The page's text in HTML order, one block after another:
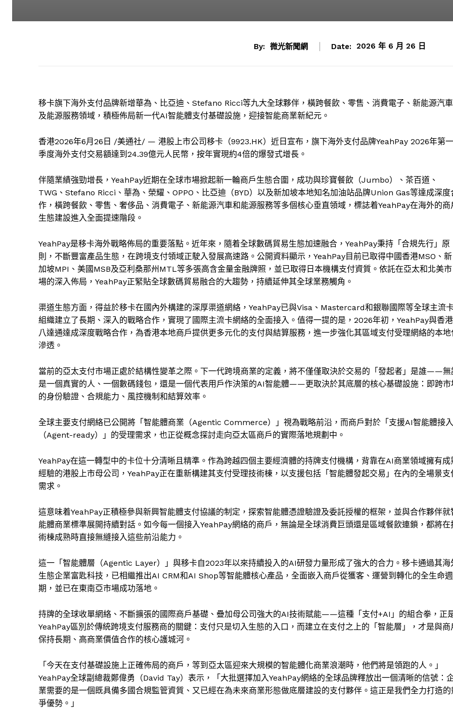
By: 微光新聞網 Date: 2026 年 6 月 26 日
移卡旗下海外支付品牌新增華為、比亞迪、Stefano Ricci等九大全球夥伴，橫跨餐飲、零售、消費電子、新能源汽車
及能源服務領域，積極佈局新一代AI智能體支付基礎設施，迎接智能商業新紀元。
香港2026年6月26日 /美通社/ — 港股上市公司移卡（9923.HK）近日宣布，旗下海外支付品牌YeahPay 2026年第一
季度海外支付交易額達到24.39億元人民幣，按年實現約4倍的爆發式增長。
伴隨業績強勁增長，YeahPay近期在全球市場掀起新一輪商戶生態合圍，成功與珍寶餐飲（Jumbo）、茶百道、
TWG、Stefano Ricci、華為、榮耀、OPPO、比亞迪（BYD）以及新加坡本地知名加油站品牌Union Gas等達成深度
作，橫跨餐飲、零售、奢侈品、消費電子、新能源汽車和能源服務等多個核心垂直領域，標誌着YeahPay在海外的商
生態建設進入全面提速階段。
YeahPay是移卡海外戰略佈局的重要落點。近年來，隨着全球數碼貿易生態加速融合，YeahPay秉持「合規先行」原
則，不斷豐富產品生態，在跨境支付領域正駛入發展高速路。公開資料顯示，YeahPay目前已取得中國香港MSO、新
加坡MPI、美國MSB及亞利桑那州MTL等多張高含金量金融牌照，並已取得日本機構支付資質。依託在亞太和北美市
場的深入佈局，YeahPay正緊貼全球數碼貿易融合的大趨勢，持續延伸其全球業務觸角。
渠道生態方面，得益於移卡在國內外構建的深厚渠道網絡，YeahPay已與Visa、Mastercard和銀聯國際等全球主流
組織建立了長期、深入的戰略合作，實現了國際主流卡網絡的全面接入。值得一提的是，2026年初，YeahPay與香港
八達通達成深度戰略合作，為香港本地商戶提供更多元化的支付與結算服務，進一步強化其區域支付受理網絡的本地
滲透。
當前的亞太支付市場正處於結構性變革之際。下一代跨境商業的定義，將不僅僅取決於交易的「發起者」是誰——無
是一個真實的人、一個數碼錢包，還是一個代表用戶作決策的AI智能體——更取決於其底層的核心基礎設施：即跨市
的身份驗證、合規能力、風控機制和結算效率。
全球主要支付網絡已公開將「智能體商業（Agentic Commerce）」視為戰略前沿，而商戶對於「支援AI智能體接入
（Agent-ready）」的受理需求，也正從概念探討走向亞太區商戶的實際落地規劃中。
YeahPay在這一轉型中的卡位十分清晰且精準。作為跨越四個主要經濟體的持牌支付機構，背靠在AI商業領域擁有成
經驗的港股上市母公司，YeahPay正在重新構建其支付受理技術棟，以支援包括「智能體發起交易」在內的全場景支
需求。
這意味着YeahPay正積極參與新興智能體支付協議的制定，探索智能體憑證驗證及委託授權的框架，並與合作夥伴就
能體商業標準展開持續對話。如今每一個接入YeahPay網絡的商戶，無論是全球消費巨頭還是區域餐飲連鎖，都將在
術棟成熟時直接無縫接入這些前沿能力。
這一「智能體層（Agentic Layer）」與移卡自2023年以來持續投入的AI研發力量形成了強大的合力。移卡通過其海
生態企業富匙科技，已相繼推出AI CRM和AI Shop等智能體核心產品，全面嵌入商戶從獲客、運營到轉化的全生命週
期，並已在東南亞市場成功落地。
持牌的全球收單網絡、不斷擴張的國際商戶基礎、疊加母公司強大的AI技術賦能——這種「支付+AI」的組合拳，正
YeahPay區別於傳統跨境支付服務商的關鍵：支付只是切入生態的入口，而建立在支付之上的「智能層」，才是與商
保持長期、高商業價值合作的核心護城河。
「今天在支付基礎設施上正確佈局的商戶，等到亞太區迎來大規模的智能體化商業浪潮時，他們將是領跑的人。」
YeahPay全球副總裁鄭偉勇（David Tay）表示，「大批選擇加入YeahPay網絡的全球品牌釋放出一個清晰的信號：
業需要的是一個既具備多國合規監管資質、又已經在為未來商業形態做底層建設的支付夥伴。這正是我們全力打造的
爭優勢。」